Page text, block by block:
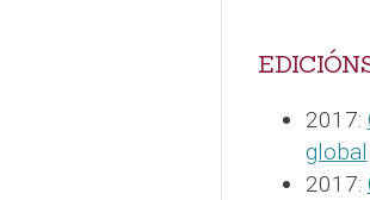
2017:
global
2017: